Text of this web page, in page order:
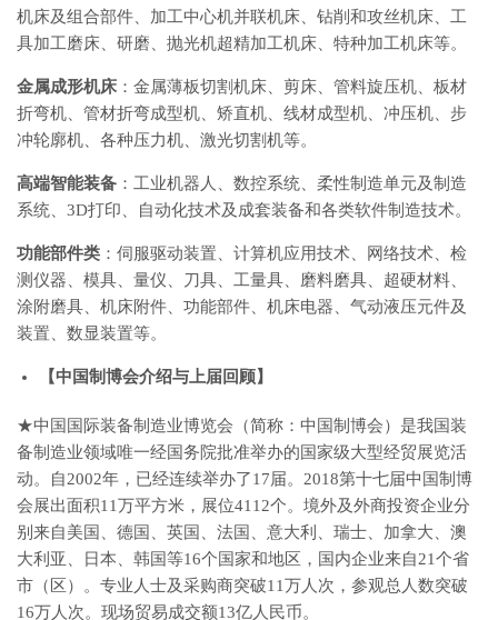
机床及组合部件、加工中心机并联机床、钻削和攻丝机床、工
具加工磨床、研磨、抛光机超精加工机床、特种加工机床等。
金属成形机床 ：金属薄板切割机床、剪床、管料旋压机、板材
折弯机、管材折弯成型机、矫直机、线材成型机、冲压机、步
冲轮廓机、各种压力机、激光切割机等。
高端智能装备 ：工业机器人、数控系统、柔性制造单元及制造
系统、3D打印、自动化技术及成套装备和各类软件制造技术。
功能部件类 ：伺服驱动装置、计算机应用技术、网络技术、检
测仪器、模具、量仪、刀具、工量具、磨料磨具、超硬材料、
涂附磨具、机床附件、功能部件、机床电器、气动液压元件及
装置、数显装置等。
【中国制博会介绍与 上届回顾】
★中国国际装备制造业博览会（简称：中国制博会）是我国装
备制造业领域唯一经国务院批准举办的国家级大型经贸展览活
动。自2002年，已经连续举办了17届。2018第十七届中国制博
会展出面积11万平方米，展位4112个。境外及外商投资企业分
别来自美国、德国、英国、法国、意大利、瑞士、加拿大、澳
大利亚、日本、韩国等16个国家和地区，国内企业来自21个省
市（区）。专业人士及采购商突破11万人次，参观总人数突破
16万人次。现场贸易成交额13亿人民币。